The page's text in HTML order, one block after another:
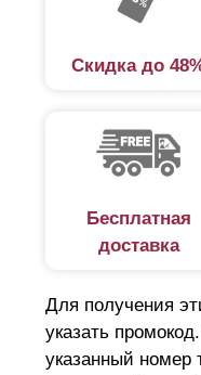
Скидка до
Бесплатная
доставка
Для получения
указать
указанный номер